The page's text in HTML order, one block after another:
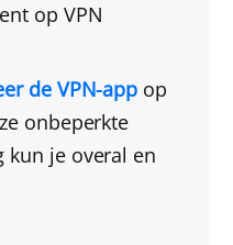
op VPN
de VPN-app op
onbeperkte
kun je overal en